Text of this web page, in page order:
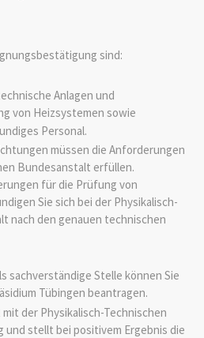
sind:
Anlagen und
von Heizsystemen sowie
Personal.
müssen die Anforderungen
Bundesanstalt erfüllen.
für die Prüfung von
Sie sich bei der Physikalisch-
nach den genauen technischen
sachverständige Stelle können Sie
Tübingen beantragen.
der Physikalisch-Technischen
und stellt bei positivem Ergebnis die